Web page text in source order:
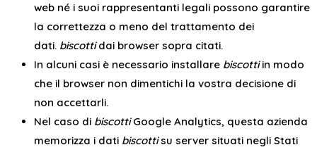
web né i suoi rappresentanti legali possono garantire
la correttezza o meno del trattamento dei
dati. biscotti dai browser sopra citati.
In alcuni casi è necessario installare biscotti in modo
che il browser non dimentichi la vostra decisione di
non accettarli.
Nel caso di biscotti Google Analytics, questa azienda
memorizza i dati biscotti su server situati negli Stati